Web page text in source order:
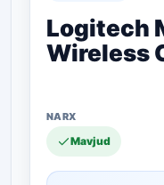
Logitech
Wireless
Mavjud